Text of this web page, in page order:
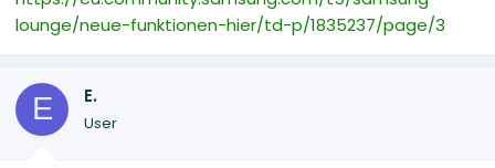
lounge/neue-funktionen-hier/td-p/1835237/page/3
E E.
User